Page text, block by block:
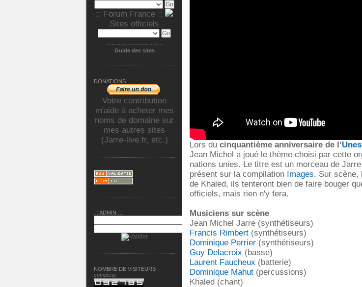
:: Forum France ::
Sites officiels
.......................
Guide des sites
DONATIONS
Votre contribution
m'aide à acheter mes
noms de domaine sur
mes autres sites
(Jarre-live.fr, etc.)
.:: ADMIN ::.
NOMBRE DE VISITEURS
compteur
Lors du cinquantième anniversaire de l’
Jean Michel a joué le thème choisi par cette
nations unies. Le titre est un morceau de
présent sur la compilation Images. Sur scène,
de Khaled, ils tenteront bien de faire bouger
officiels, mais rien n'y fera.
Musiciens sur scène
Jean Michel Jarre (synthétiseurs)
Francis Rimbert (synthétiseurs)
Dominique Perrier (synthétiseurs)
Guy Delacroix (basse)
Laurent Faucheux (batterie)
Dominique Mahut (percussions)
Khaled (chant)